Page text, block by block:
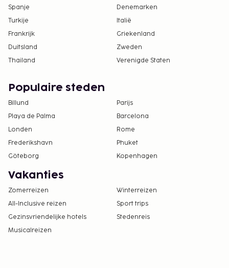
Spanje
Denemarken
Turkije
Italië
Frankrijk
Griekenland
Duitsland
Zweden
Thailand
Verenigde Staten
Populaire steden
Billund
Parijs
Playa de Palma
Barcelona
Londen
Rome
Frederikshavn
Phuket
Göteborg
Kopenhagen
Vakanties
Zomerreizen
Winterreizen
All-Inclusive reizen
Sport trips
Gezinsvriendelijke hotels
Stedenreis
Musicalreizen